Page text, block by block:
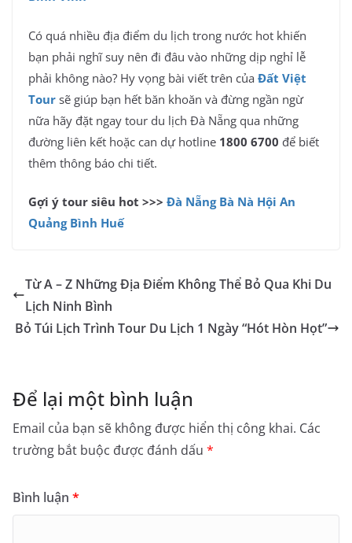
Có quá nhiều địa điểm du lịch trong nước hot khiến
bạn phải nghĩ suy nên đi đâu vào những dịp nghỉ lễ
phải không nào? Hy vọng bài viết trên của Đất Việt
Tour sẽ giúp bạn hết băn khoăn và đừng ngần ngừ
nữa hãy đặt ngay tour du lịch Đà Nẵng qua những
đường liên kết hoặc can dự hotline 1800 6700 để biết
thêm thông báo chi tiết.
Gợi ý tour siêu hot >>> Đà Nẵng Bà Nà Hội An
Quảng Bình Huế
Từ A – Z Những Địa Điểm Không Thể Bỏ Qua Khi Du
Lịch Ninh Bình
Bỏ Túi Lịch Trình Tour Du Lịch 1 Ngày “Hót Hòn Họt”
Để lại một bình luận
Email của bạn sẽ không được hiển thị công khai. Các
trường bắt buộc được đánh dấu *
Bình luận *